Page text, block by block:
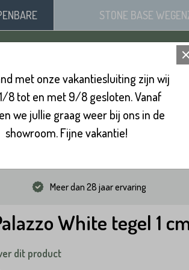
STONE BASE
SIERGRIND & SPLIT
tegel 1 cm
Meer dan 28 jaar ervaring
White tegel 1
dit product
met onze vakantiesluiting zijn wij
8 tot en met 9/8 gesloten. Vanaf
we jullie graag weer bij ons in de
showroom. Fijne vakantie!